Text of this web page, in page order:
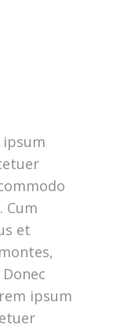
ipsum
Cum
et
ipsum